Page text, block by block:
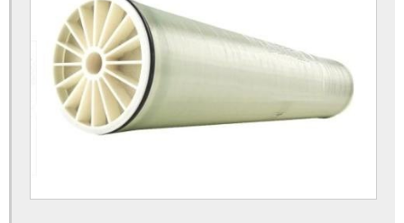
Manutenção de osmose
Manutenção de osmose reversa
Máquina de osmose reversa
Máquina de osmose reversa portátil